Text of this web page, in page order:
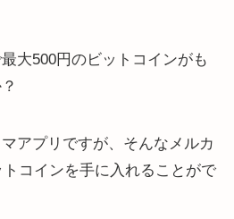
大500円のビットコインがも
アプリですが、そんなメルカ
トコインを手に入れることがで